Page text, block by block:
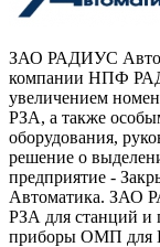
ЗАО РАДИУС
компании НПФ
увеличением
РЗА, а также
оборудования,
решение о
предприятие -
Автоматика. ЗАО
РЗА для станций и
приборы ОМП для